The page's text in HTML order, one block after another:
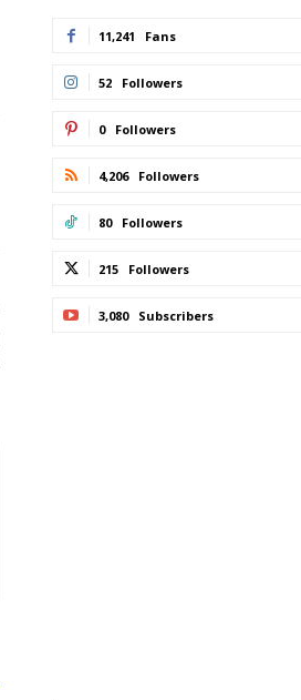
11,241 Fans
52 Followers
0 Followers
4,206 Followers
80 Followers
215 Followers
3,080 Subscribers